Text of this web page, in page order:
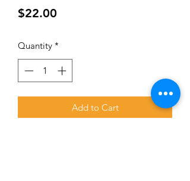
$22.00
Quantity *
Add to Cart